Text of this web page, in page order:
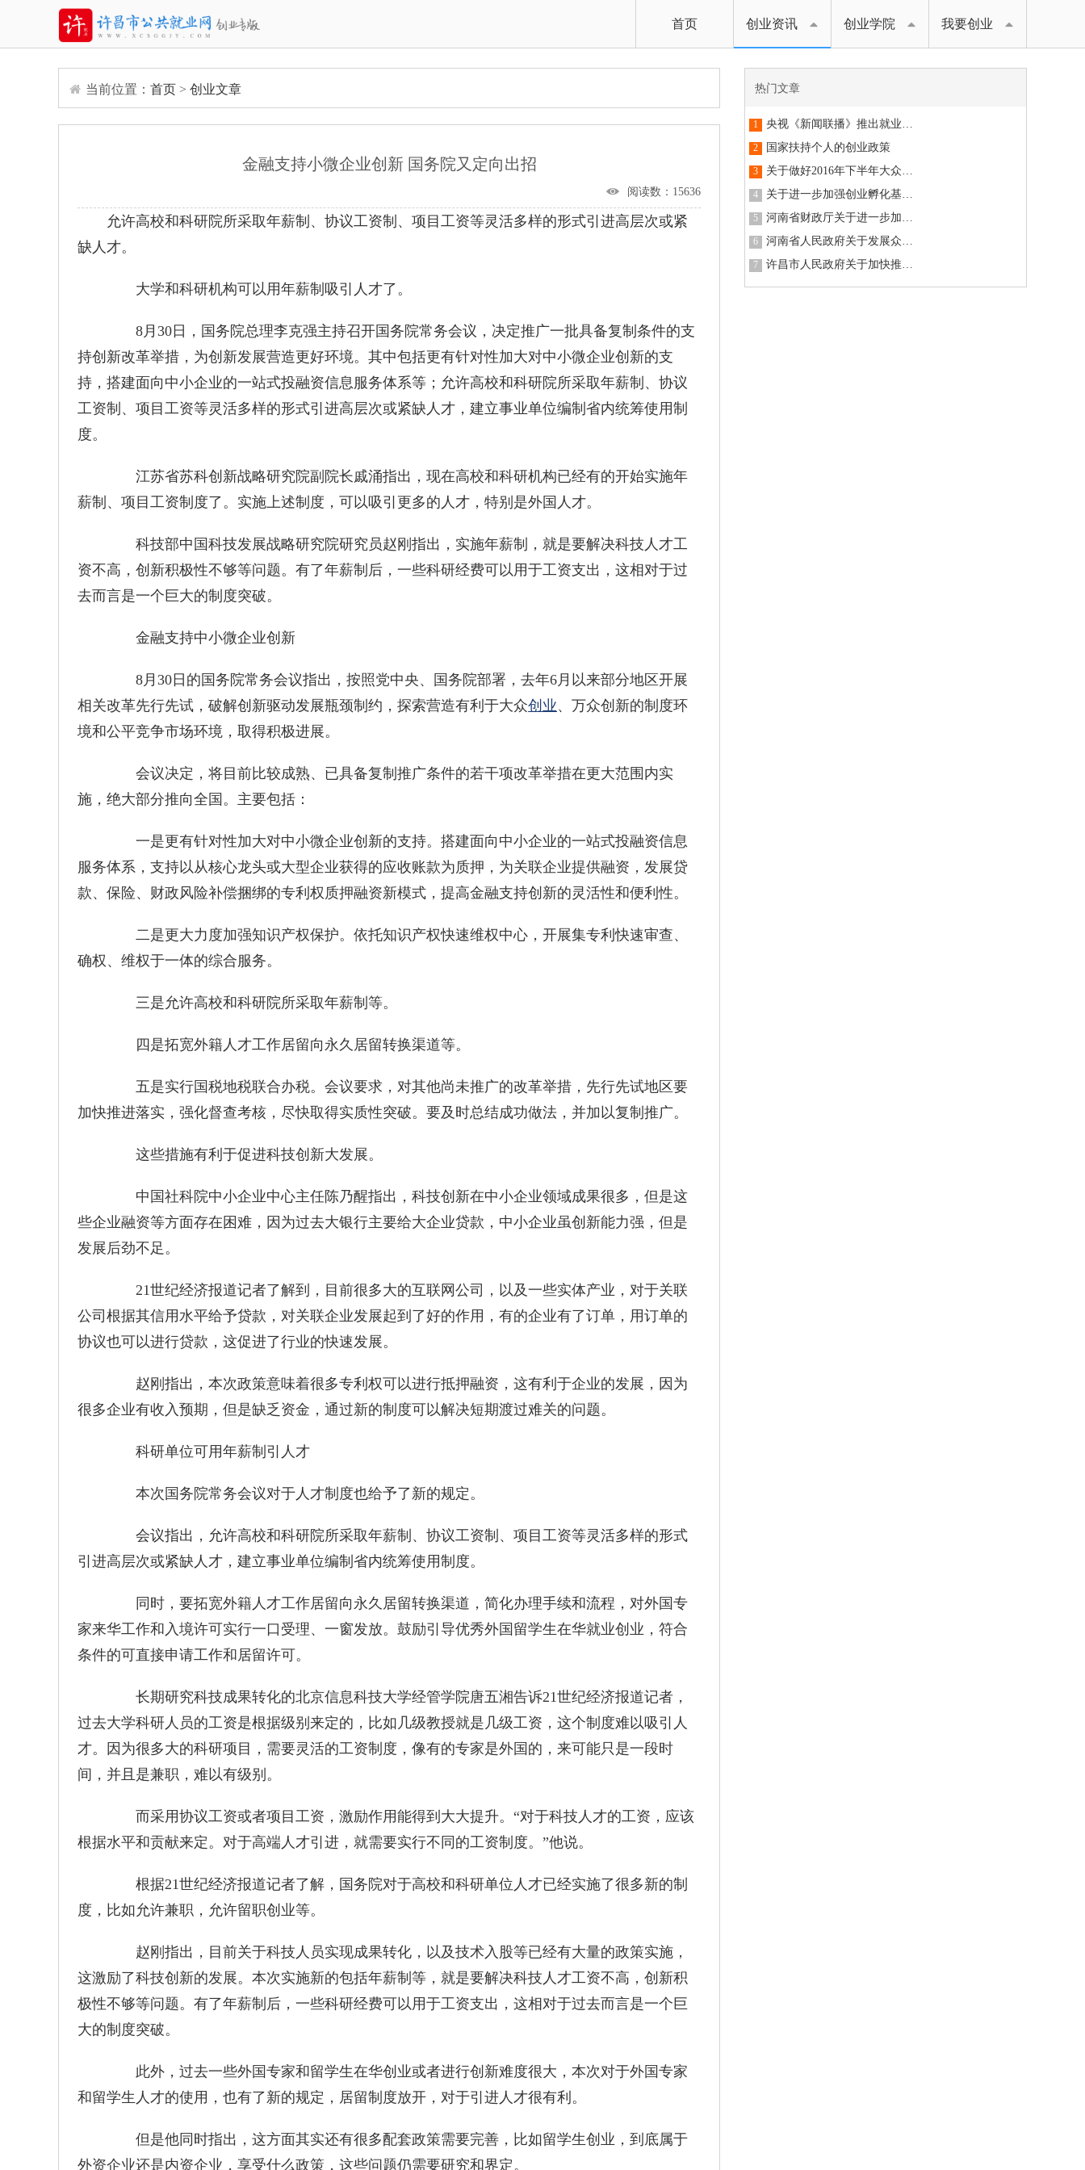
首页 创业资讯 创业学院 我要创业
当前位置： 首页 > 创业文章
金融支持小微企业创新 国务院又定向出招
阅读数：15636
允许高校和科研院所采取年薪制、协议工资制、项目工资等灵活多样的形式引进高层次或紧
缺人才。
大学和科研机构可以用年薪制吸引人才了。
8月30日，国务院总理李克强主持召开国务院常务会议，决定推广一批具备复制条件的支
持创新改革举措，为创新发展营造更好环境。其中包括更有针对性加大对中小微企业创新的支
持，搭建面向中小企业的一站式投融资信息服务体系等；允许高校和科研院所采取年薪制、协议
工资制、项目工资等灵活多样的形式引进高层次或紧缺人才，建立事业单位编制省内统筹使用制
度。
江苏省苏科创新战略研究院副院长戚涌指出，现在高校和科研机构已经有的开始实施年
薪制、项目工资制度了。实施上述制度，可以吸引更多的人才，特别是外国人才。
科技部中国科技发展战略研究院研究员赵刚指出，实施年薪制，就是要解决科技人才工
资不高，创新积极性不够等问题。有了年薪制后，一些科研经费可以用于工资支出，这相对于过
去而言是一个巨大的制度突破。
金融支持中小微企业创新
8月30日的国务院常务会议指出，按照党中央、国务院部署，去年6月以来部分地区开展
相关改革先行先试，破解创新驱动发展瓶颈制约，探索营造有利于大众创业、万众创新的制度环
境和公平竞争市场环境，取得积极进展。
会议决定，将目前比较成熟、已具备复制推广条件的若干项改革举措在更大范围内实
施，绝大部分推向全国。主要包括：
一是更有针对性加大对中小微企业创新的支持。搭建面向中小企业的一站式投融资信息
服务体系，支持以从核心龙头或大型企业获得的应收账款为质押，为关联企业提供融资，发展贷
款、保险、财政风险补偿捆绑的专利权质押融资新模式，提高金融支持创新的灵活性和便利性。
二是更大力度加强知识产权保护。依托知识产权快速维权中心，开展集专利快速审查、
确权、维权于一体的综合服务。
三是允许高校和科研院所采取年薪制等。
四是拓宽外籍人才工作居留向永久居留转换渠道等。
五是实行国税地税联合办税。会议要求，对其他尚未推广的改革举措，先行先试地区要
加快推进落实，强化督查考核，尽快取得实质性突破。要及时总结成功做法，并加以复制推广。
这些措施有利于促进科技创新大发展。
中国社科院中小企业中心主任陈乃醒指出，科技创新在中小企业领域成果很多，但是这
些企业融资等方面存在困难，因为过去大银行主要给大企业贷款，中小企业虽创新能力强，但是
发展后劲不足。
21世纪经济报道记者了解到，目前很多大的互联网公司，以及一些实体产业，对于关联
公司根据其信用水平给予贷款，对关联企业发展起到了好的作用，有的企业有了订单，用订单的
协议也可以进行贷款，这促进了行业的快速发展。
赵刚指出，本次政策意味着很多专利权可以进行抵押融资，这有利于企业的发展，因为
很多企业有收入预期，但是缺乏资金，通过新的制度可以解决短期渡过难关的问题。
科研单位可用年薪制引人才
本次国务院常务会议对于人才制度也给予了新的规定。
会议指出，允许高校和科研院所采取年薪制、协议工资制、项目工资等灵活多样的形式
引进高层次或紧缺人才，建立事业单位编制省内统筹使用制度。
同时，要拓宽外籍人才工作居留向永久居留转换渠道，简化办理手续和流程，对外国专
家来华工作和入境许可实行一口受理、一窗发放。鼓励引导优秀外国留学生在华就业创业，符合
条件的可直接申请工作和居留许可。
长期研究科技成果转化的北京信息科技大学经管学院唐五湘告诉21世纪经济报道记者，
过去大学科研人员的工资是根据级别来定的，比如几级教授就是几级工资，这个制度难以吸引人
才。因为很多大的科研项目，需要灵活的工资制度，像有的专家是外国的，来可能只是一段时
间，并且是兼职，难以有级别。
而采用协议工资或者项目工资，激励作用能得到大大提升。“对于科技人才的工资，应该
根据水平和贡献来定。对于高端人才引进，就需要实行不同的工资制度。”他说。
根据21世纪经济报道记者了解，国务院对于高校和科研单位人才已经实施了很多新的制
度，比如允许兼职，允许留职创业等。
赵刚指出，目前关于科技人员实现成果转化，以及技术入股等已经有大量的政策实施，
这激励了科技创新的发展。本次实施新的包括年薪制等，就是要解决科技人才工资不高，创新积
极性不够等问题。有了年薪制后，一些科研经费可以用于工资支出，这相对于过去而言是一个巨
大的制度突破。
此外，过去一些外国专家和留学生在华创业或者进行创新难度很大，本次对于外国专家
和留学生人才的使用，也有了新的规定，居留制度放开，对于引进人才很有利。
但是他同时指出，这方面其实还有很多配套政策需要完善，比如留学生创业，到底属于
外资企业还是内资企业，享受什么政策，这些问题仍需要研究和界定。
热门文章
1 央视《新闻联播》推出就业专题报道：深入推进供给侧结构性改革，新动能打开就业新空间
2 国家扶持个人的创业政策
3 关于做好2016年下半年大众创业扶持项目申报工作的通知
4 关于进一步加强创业孵化基地(园区)建设的通知
5 河南省财政厅关于进一步加大大学生创业扶持力度的通知
6 河南省人民政府关于发展众创空间推进大众创新创业的实施意见
7 许昌市人民政府关于加快推进大众创业万众创新的实施意见